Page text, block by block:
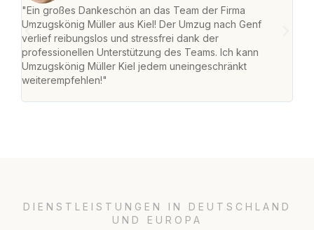
"Ein großes Dankeschön an das Team der Firma
Umzugskönig Müller aus Kiel! Der Umzug nach Genf
verlief reibungslos und stressfrei dank der
professionellen Unterstützung des Teams. Ich kann
Umzugskönig Müller Kiel jedem uneingeschränkt
weiterempfehlen!"
DIENSTLEISTUNGEN IN DEUTSCHLAND
UND EUROPA